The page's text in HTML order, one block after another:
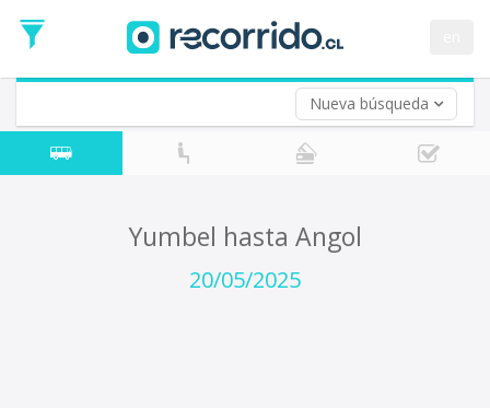
Nueva búsqueda
de
Ida
Vuelta (opcional)
Fecha
de
Yumbel hasta Angol
20/05/2025